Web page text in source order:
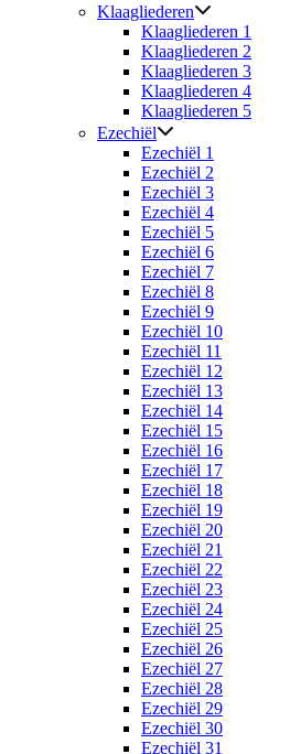
Klaagliederen
Klaagliederen 1
Klaagliederen 2
Klaagliederen 3
Klaagliederen 4
Klaagliederen 5
Ezechiël
Ezechiël 1
Ezechiël 2
Ezechiël 3
Ezechiël 4
Ezechiël 5
Ezechiël 6
Ezechiël 7
Ezechiël 8
Ezechiël 9
Ezechiël 10
Ezechiël 11
Ezechiël 12
Ezechiël 13
Ezechiël 14
Ezechiël 15
Ezechiël 16
Ezechiël 17
Ezechiël 18
Ezechiël 19
Ezechiël 20
Ezechiël 21
Ezechiël 22
Ezechiël 23
Ezechiël 24
Ezechiël 25
Ezechiël 26
Ezechiël 27
Ezechiël 28
Ezechiël 29
Ezechiël 30
Ezechiël 31